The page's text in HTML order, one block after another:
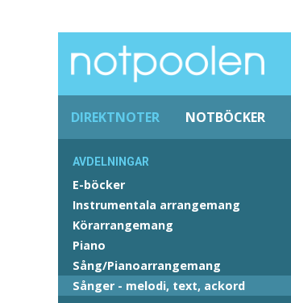
DIREKTNOTER NOTBÖCKER
AVDELNINGAR
E-böcker
Instrumentala arrangemang
Körarrangemang
Piano
Sång/Pianoarrangemang
Sånger - melodi, text, ackord